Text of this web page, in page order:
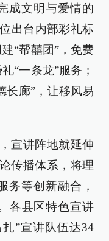
成文明与爱情的
出台内部彩礼标
“帮囍团”，免费
“一条龙”服务；
长廊”，让移风易
宣讲阵地就延伸
传播体系，将理
务等创新融合，
各县区特色宣讲
”宣讲队伍达34